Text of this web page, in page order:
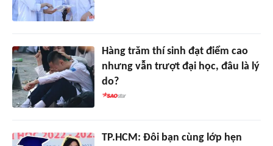
Hàng trăm thí sinh đạt điểm cao
nhưng vẫn trượt đại học, đâu là lý
do?
TP.HCM: Đôi bạn cùng lớp hẹn